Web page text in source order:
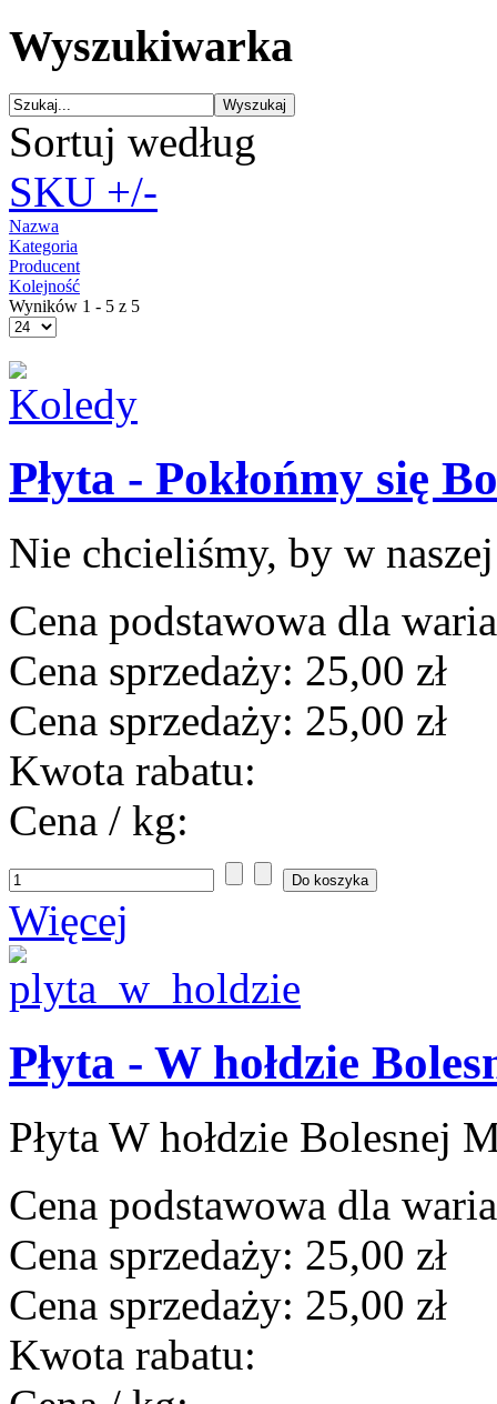
Wyszukiwarka
Sortuj według
SKU +/-
Nazwa
Kategoria
Producent
Kolejność
Wyników 1 - 5 z 5
Płyta - Pokłońmy się
Nie chcieliśmy, by w
Cena podstawowa dla
Cena sprzedaży: 25,00 zł
Cena sprzedaży: 25,00 zł
Kwota rabatu:
Cena / kg:
Więcej
Płyta - W hołdzie
Płyta W hołdzie Bolesnej
Cena podstawowa dla
Cena sprzedaży: 25,00 zł
Cena sprzedaży: 25,00 zł
Kwota rabatu: